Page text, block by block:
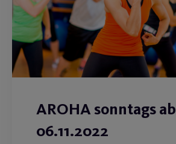
AROHA sonntags ab
06.11.2022